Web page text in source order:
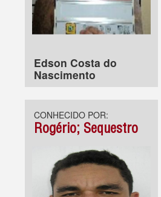
Edson Costa do
Nascimento
CONHECIDO POR:
Rogério; Sequestro